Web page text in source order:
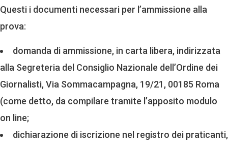
Questi i documenti necessari per l’ammissione alla
prova:
domanda di ammissione, in carta libera, indirizzata
alla Segreteria del Consiglio Nazionale dell’Ordine dei
Giornalisti, Via Sommacampagna, 19/21, 00185 Roma
(come detto, da compilare tramite l’apposito modulo
on line;
dichiarazione di iscrizione nel registro dei praticanti,